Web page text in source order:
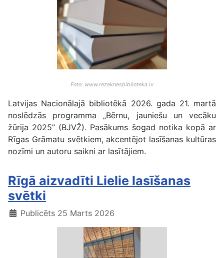
Foto: www.rezeknesbiblioteka.lv
Latvijas Nacionālajā bibliotēkā 2026. gada 21. martā
noslēdzās programma „Bērnu, jauniešu un vecāku
žūrija 2025” (BJVŽ). Pasākums šogad notika kopā ar
Rīgas Grāmatu svētkiem, akcentējot lasīšanas kultūras
nozīmi un autoru saikni ar lasītājiem.
Rīgā aizvadīti Lielie lasīšanas
svētki
Publicēts 25 Marts 2026